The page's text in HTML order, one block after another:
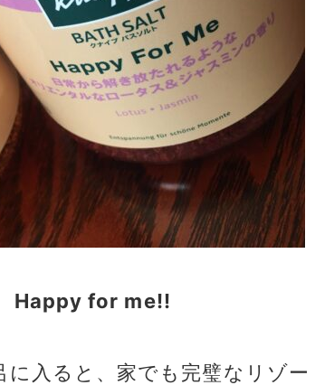
Happy for me!!
入ると、家でも完璧なリゾー